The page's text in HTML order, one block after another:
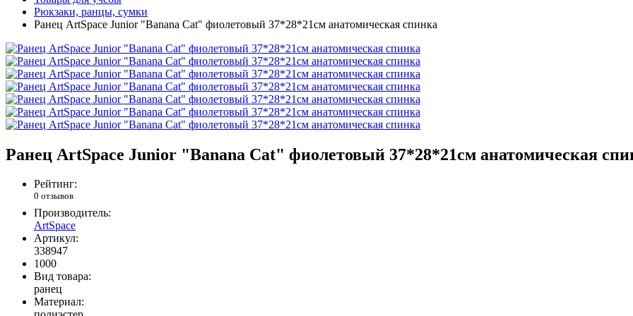
Рюкзаки, ранцы, сумки
Ранец ArtSpace Junior "Banana Cat" фиолетовый 37*28*21см анатомическая спинка
Ранец ArtSpace Junior "Banana Cat" фиолетовый 37*28*21см анатомическая
Рейтинг:
0 отзывов
Производитель:
ArtSpace
Артикул:
338947
1000
Вид товара:
ранец
Материал: